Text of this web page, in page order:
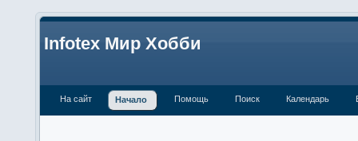
Infotex Мир Хобби
На сайт Начало Помощь Поиск Календарь